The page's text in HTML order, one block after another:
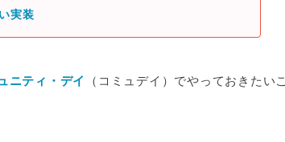
実装
ニティ・デイ
（コミュデイ）でやっておきたいこ